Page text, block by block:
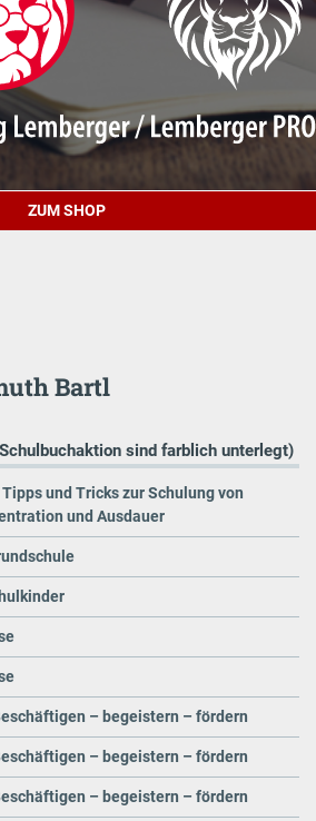
ZUM SHOP
Bartl
sind farblich unterlegt)
und Tricks zur Schulung von
und Ausdauer
– begeistern – fördern
– begeistern – fördern
– begeistern – fördern